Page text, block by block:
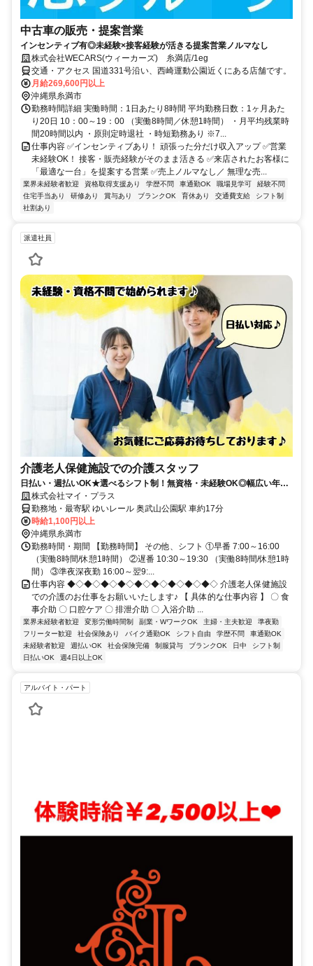
中古車の販売・提案営業
インセンティブ有◎未経験×接客経験が活きる提案営業ノルマなし
株式会社WECARS(ウィーカーズ) 糸満店/1eg
交通・アクセス 国道331号沿い、西崎運動公園近くにある店舗です。
月給269,600円以上
沖縄県糸満市
勤務時間詳細 実働時間：1日あたり8時間 平均勤務日数：1ヶ月あた
り20日 10：00～19：00 （実働8時間／休憩1時間） ・月平均残業時
間20時間以内 ・原則定時退社 ・時短勤務あり ※7...
仕事内容 ✅インセンティブあり！ 頑張った分だけ収入アップ ✅営業
未経験OK！ 接客・販売経験がそのまま活きる ✅来店されたお客様に
「最適な一台」を提案する営業 ✅売上ノルマなし／ 無理な売...
業界未経験者歓迎 資格取得支援あり 学歴不問 車通勤OK 職場見学可
経験不問
住宅手当あり
研修あり 賞与あり ブランクOK 育休あり 交通費支給
シフト制
社割あり
派遣社員
介護老人保健施設での介護スタッフ
日払い・週払いOK★選べるシフト制！無資格・未経験OK◎幅広い年代
の方が活躍中！副業OK♪社会保険完備
株式会社マイ・プラス
勤務地・最寄駅 ゆいレール 奥武山公園駅 車約17分
時給1,100円以上
沖縄県糸満市
勤務時間・期間 【勤務時間】 その他、シフト ①早番 7:00～16:00
（実働8時間/休憩1時間） ②遅番 10:30～19:30 （実働8時間/休憩1時
間） ③準夜深夜勤 16:00～翌9:...
仕事内容 ◆◇◆◇◆◇◆◇◆◇◆◇◆◇◆◇◆◇ 介護老人保健施設
での介護のお仕事をお願いいたします♪ 【 具体的な仕事内容 】 〇 食
事介助 〇 口腔ケア 〇 排泄介助 〇 入浴介助 ...
業界未経験者歓迎 変形労働時間制 副業・WワークOK 主婦・主夫歓迎
準夜勤
フリーター歓迎
社会保険あり バイク通勤OK シフト自由 学歴不問
車通勤OK
未経験者歓迎
週払いOK 社会保険完備 制服貸与 ブランクOK 日中
シフト制
日払いOK
週4日以上OK
アルバイト・パート